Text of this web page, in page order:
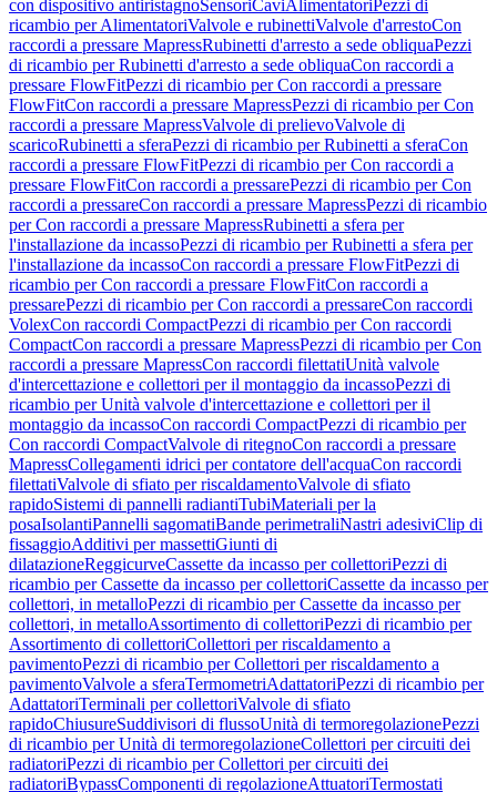
con dispositivo antiristagnoSensoriCaviAlimentatori Pezzi di
ricambio per AlimentatoriValvole e rubinettiValvole d'arrestoCon
raccordi a pressare MapressRubinetti d'arresto a sede obliquaPezzi
di ricambio per Rubinetti d'arresto a sede obliquaCon raccordi a
pressare FlowFitPezzi di ricambio per Con raccordi a pressare
FlowFitCon raccordi a pressare MapressPezzi di ricambio per Con
raccordi a pressare MapressValvole di prelievoValvole di
scaricoRubinetti a sferaPezzi di ricambio per Rubinetti a sferaCon
raccordi a pressare FlowFitPezzi di ricambio per Con raccordi a
pressare FlowFitCon raccordi a pressarePezzi di ricambio per Con
raccordi a pressareCon raccordi a pressare MapressPezzi di ricambio
per Con raccordi a pressare MapressRubinetti a sfera per
l'installazione da incassoPezzi di ricambio per Rubinetti a sfera per
l'installazione da incassoCon raccordi a pressare FlowFitPezzi di
ricambio per Con raccordi a pressare FlowFitCon raccordi a
pressarePezzi di ricambio per Con raccordi a pressareCon raccordi
VolexCon raccordi CompactPezzi di ricambio per Con raccordi
CompactCon raccordi a pressare MapressPezzi di ricambio per Con
raccordi a pressare MapressCon raccordi filettatiUnità valvole
d'intercettazione e collettori per il montaggio da incassoPezzi di
ricambio per Unità valvole d'intercettazione e collettori per il
montaggio da incassoCon raccordi CompactPezzi di ricambio per
Con raccordi CompactValvole di ritegnoCon raccordi a pressare
MapressCollegamenti idrici per contatore dell'acquaCon raccordi
filettatiValvole di sfiato per riscaldamentoValvole di sfiato
rapidoSistemi di pannelli radiantiTubiMateriali per la
posaIsolantiPannelli sagomatiBande perimetraliNastri adesiviClip di
fissaggioAdditivi per massettiGiunti di
dilatazioneReggicurveCassette da incasso per collettoriPezzi di
ricambio per Cassette da incasso per collettoriCassette da incasso per
collettori, in metalloPezzi di ricambio per Cassette da incasso per
collettori, in metalloAssortimento di collettoriPezzi di ricambio per
Assortimento di collettoriCollettori per riscaldamento a
pavimentoPezzi di ricambio per Collettori per riscaldamento a
pavimentoValvole a sferaTermometriAdattatoriPezzi di ricambio per
AdattatoriTerminali per collettoriValvole di sfiato
rapidoChiusureSuddivisori di flussoUnità di termoregolazionePezzi
di ricambio per Unità di termoregolazioneCollettori per circuiti dei
radiatoriPezzi di ricambio per Collettori per circuiti dei
radiatoriBypassComponenti di regolazioneAttuatoriTermostati